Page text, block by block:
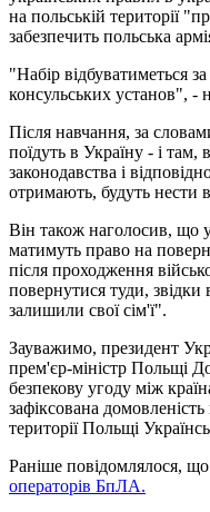
на польській території
забезпечить польська
"Набір відбуватиметься
консульських установ", -
Після навчання, за
поїдуть в Україну - і там,
законодавства і
отримають, будуть нести
Він також наголосив, що
матимуть право на
після проходження
повернутися туди,
залишили свої сім'ї".
Зауважимо, президент
прем'єр-міністр Польщі
безпекову угоду між
зафіксована
території Польщі
Раніше повідомлялося, що
операторів БпЛА.